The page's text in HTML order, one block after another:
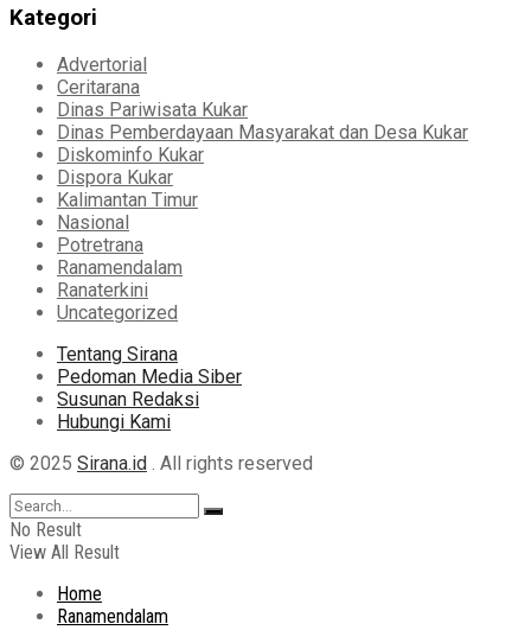
Kategori
Advertorial
Ceritarana
Dinas Pariwisata Kukar
Dinas Pemberdayaan Masyarakat dan Desa Kukar
Diskominfo Kukar
Dispora Kukar
Kalimantan Timur
Nasional
Potretrana
Ranamendalam
Ranaterkini
Uncategorized
Tentang Sirana
Pedoman Media Siber
Susunan Redaksi
Hubungi Kami
© 2025 Sirana.id . All rights reserved
No Result
View All Result
Home
Ranamendalam